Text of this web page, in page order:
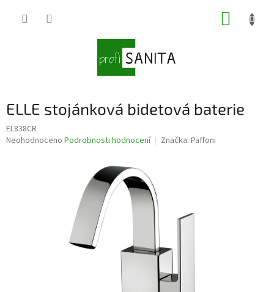
ELLE stojánková bidetová baterie
EL838CR
Průměrné
Neohodnoceno Podrobnosti hodnocení Značka: Paffoni